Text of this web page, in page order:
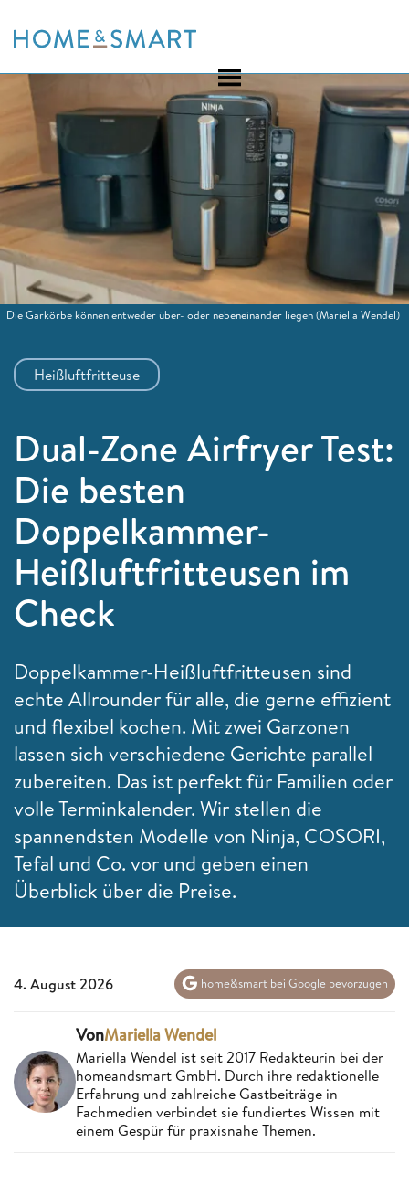
to
Heißluftfritteuse
Dual-Zone Airfryer Test:
Die besten
Doppelkammer-
Heißluftfritteusen im
Check
Doppelkammer-Heißluftfritteusen sind
echte Allrounder für alle, die gerne effizient
und flexibel kochen. Mit zwei Garzonen
lassen sich verschiedene Gerichte parallel
zubereiten. Das ist perfekt für Familien oder
volle Terminkalender. Wir stellen die
spannendsten Modelle von Ninja, COSORI,
Tefal und Co. vor und geben einen
Überblick über die Preise.
Die Garkörbe können entweder über- oder nebeneinander liegen(Mariella Wendel)
4. August 2026 home&smart bei Google bevorzugen
VonMariella Wendel
Mariella Wendel ist seit 2017 Redakteurin bei der
homeandsmart GmbH. Durch ihre redaktionelle
Erfahrung und zahlreiche Gastbeiträge in
Fachmedien verbindet sie fundiertes Wissen mit
einem Gespür für praxisnahe Themen.